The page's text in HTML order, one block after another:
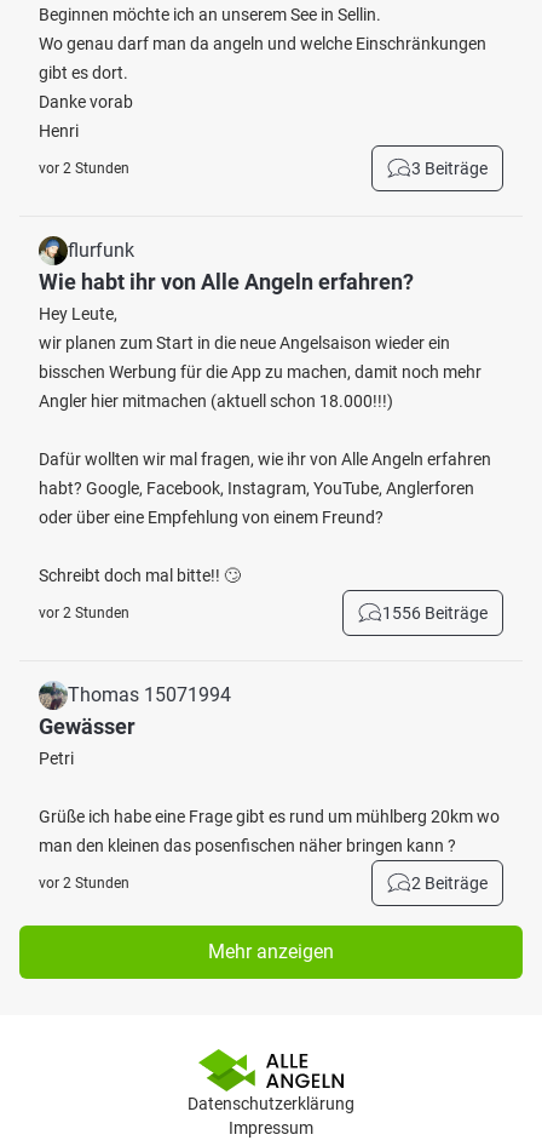
Beginnen möchte ich an unserem See in Sellin.
Wo genau darf man da angeln und welche Einschränkungen
gibt es dort.
Danke vorab
Henri
vor 2 Stunden 3 Beiträge
flurfunk
Wie habt ihr von Alle Angeln erfahren?
Hey Leute,
wir planen zum Start in die neue Angelsaison wieder ein
bisschen Werbung für die App zu machen, damit noch mehr
Angler hier mitmachen (aktuell schon 18.000!!!)
Dafür wollten wir mal fragen, wie ihr von Alle Angeln erfahren
habt? Google, Facebook, Instagram, YouTube, Anglerforen
oder über eine Empfehlung von einem Freund?
Schreibt doch mal bitte!! 🙄
vor 2 Stunden 1556 Beiträge
Thomas 15071994
Gewässer
Petri
Grüße ich habe eine Frage gibt es rund um mühlberg 20km wo
man den kleinen das posenfischen näher bringen kann ?
vor 2 Stunden 2 Beiträge
Mehr anzeigen
Datenschutzerklärung
Impressum